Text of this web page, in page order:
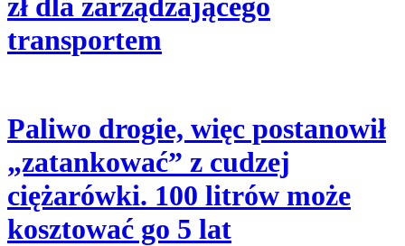
transportem
Paliwo drogie, więc postanowił
„zatankować” z cudzej
ciężarówki. 100 litrów może
kosztować go 5 lat